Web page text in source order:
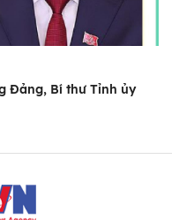
Đảng, Bí thư Tỉnh ủy